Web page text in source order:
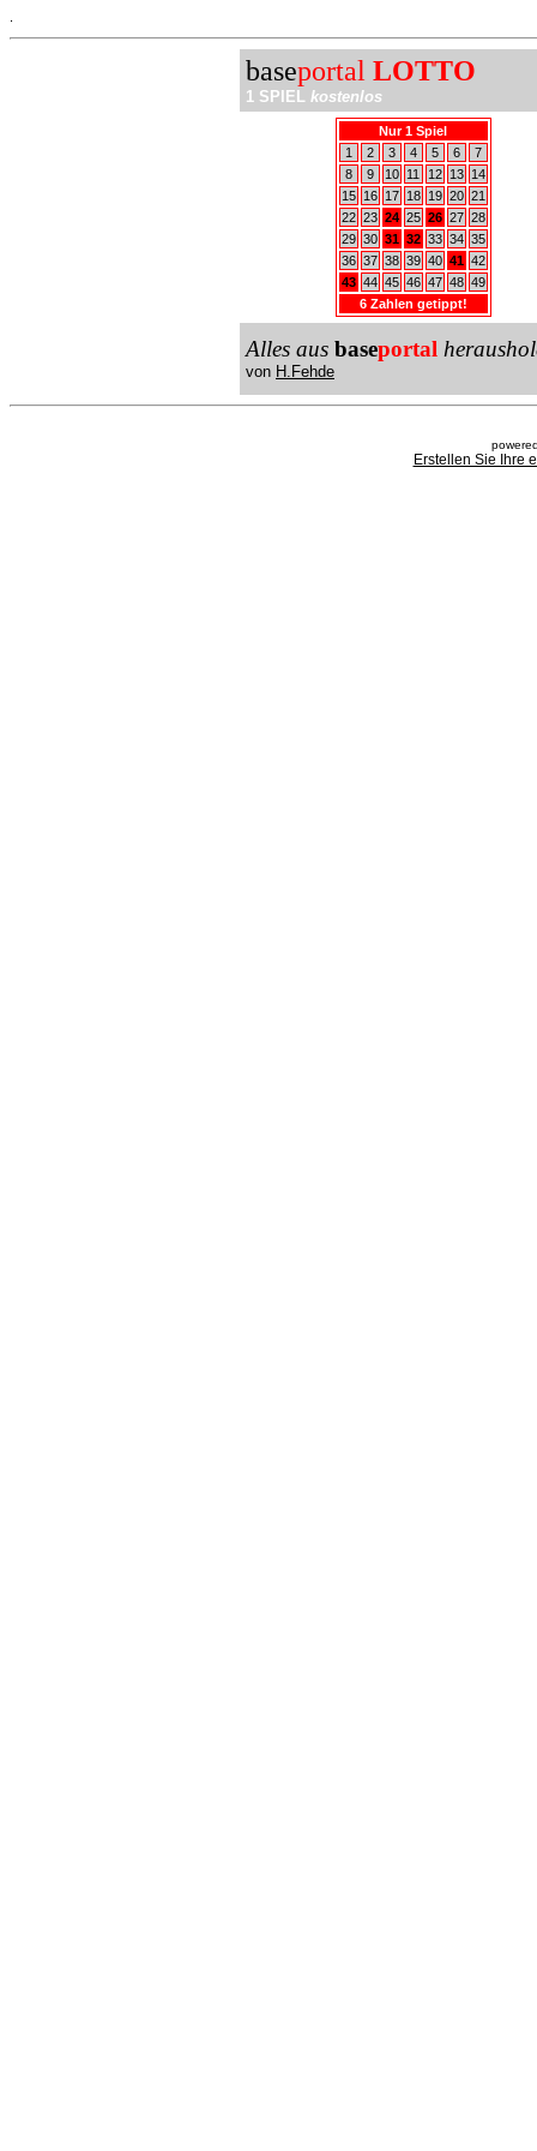
baseportal LOTTO
1 SPIEL kostenlos
Nur 1 Spiel
1
2 3 4 5 6
7
8
9 10 11 12 13
14
15
16 17 18 19 20 21
22 23 24 25 26 27 28
29 30 31 32 33 34 35
36 37 38 39 40 41 42
43 44 45 46 47 48 49
6 Zahlen getippt!
Alles aus baseportal
von H.Fehde
Erstellen Sie Ihre